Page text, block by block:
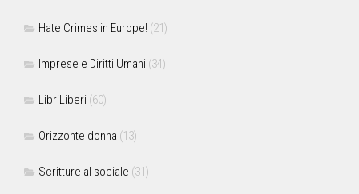
Hate Crimes in Europe! (21)
Imprese e Diritti Umani (34)
LibriLiberi (60)
Orizzonte donna (13)
Scritture al sociale (31)